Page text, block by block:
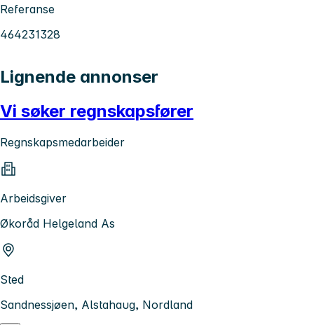
Referanse
464231328
Lignende annonser
Vi søker regnskapsfører
Regnskapsmedarbeider
Arbeidsgiver
Økoråd Helgeland As
Sted
Sandnessjøen, Alstahaug, Nordland